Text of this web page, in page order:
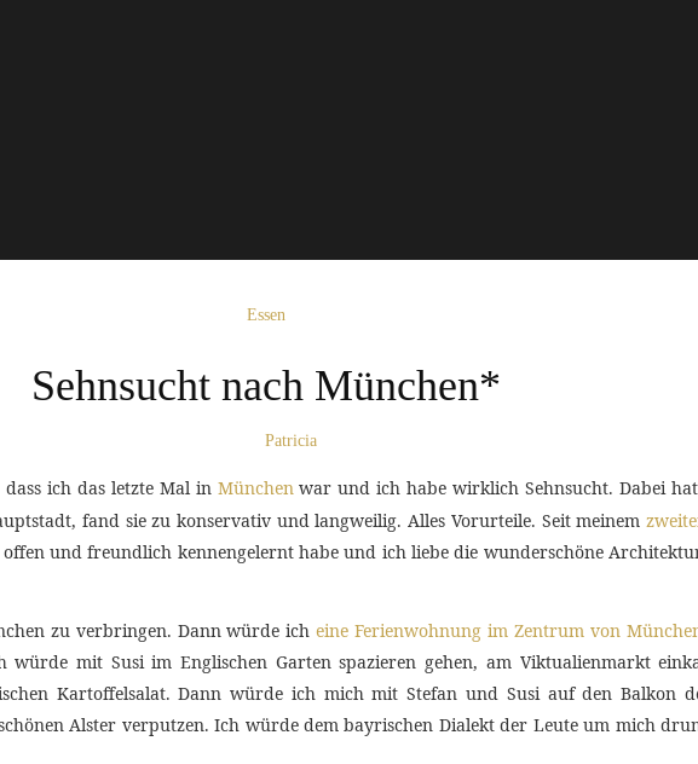
Essen
Sehnsucht nach München*
Patricia
ich das letzte Mal in Münchenwar und ich habe wirklich Sehnsucht. Dabei
fand sie zu konservativ und langweilig. Alles Vorurteile. Seit meinem
und freundlich kennengelernt habe und ich liebe die wunderschöne
zu verbringen. Dann würde icheine Ferienwohnung im Zentrum von
mit Susi im Englischen Garten spazieren gehen, am Viktualienmarkt
Kartoffelsalat. Dann würde ich mich mit Stefan und Susi auf den Balkon
Alster verputzen. Ich würde dem bayrischen Dialekt der Leute um mich